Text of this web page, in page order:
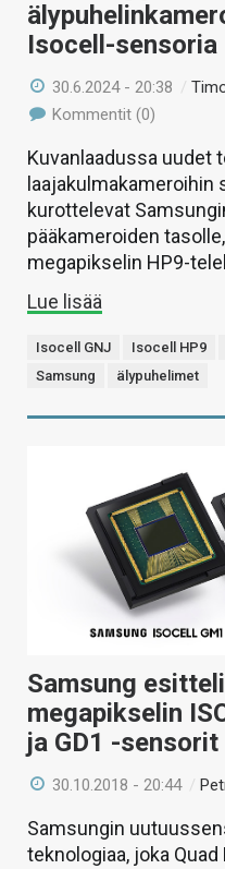
Isocell-sensoria
30.6.2024 - 20:38 /
Kommentit (0)
Kuvanlaadussa uudet
kurottelevat
pääkameroiden
megapikselin HP9-
Lue lisää
Isocell GNJ Isocell HP9
Samsung
älypuhelimet
Samsung
megapikselin
ja GD1 -sensorit
30.10.2018 - 20:44 /
Samsungin
teknologiaa, joka